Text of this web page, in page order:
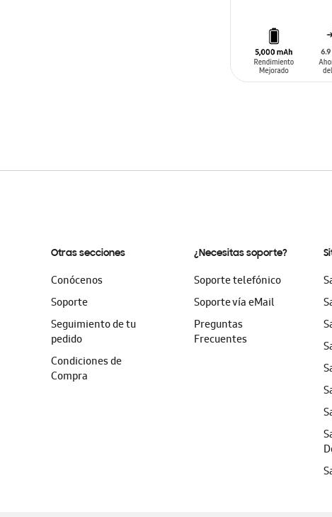
Otras secciones
Conócenos
Soporte
Seguimiento de tu
pedido
Condiciones de
Compra
¿Necesitas soporte?
Soporte telefónico
Soporte vía eMail
Preguntas
Frecuentes